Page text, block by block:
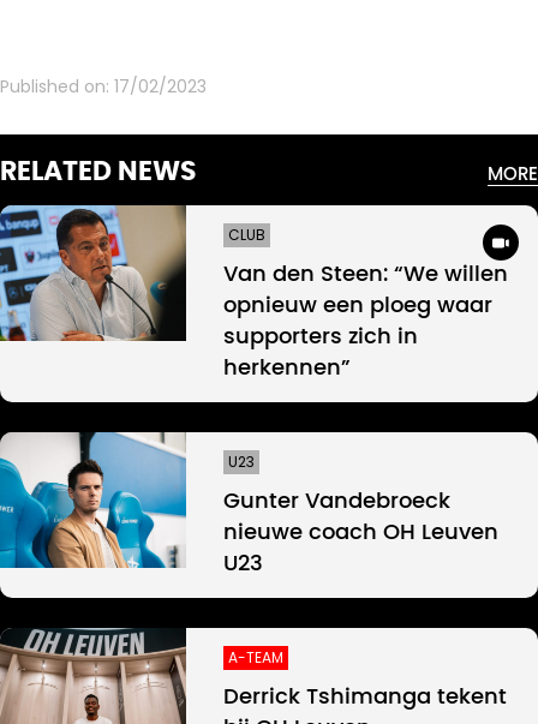
Published on: 17/02/2023
RELATED NEWS MORE
CLUB
Van den Steen: “We willen
opnieuw een ploeg waar
supporters zich in
herkennen”
U23
Gunter Vandebroeck
nieuwe coach OH Leuven
U23
A-TEAM
Derrick Tshimanga tekent